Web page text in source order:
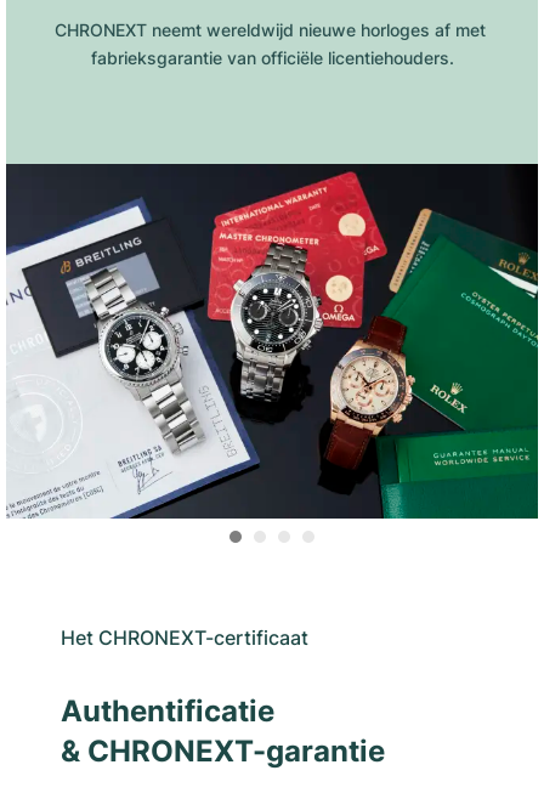
CHRONEXT neemt wereldwijd nieuwe horloges af met
fabrieksgarantie van officiële licentiehouders.
Het CHRONEXT-certificaat
Authentificatie
& CHRONEXT-garantie